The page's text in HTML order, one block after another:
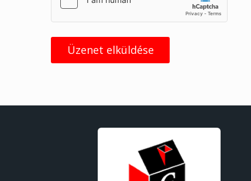
Üzenet elküldése